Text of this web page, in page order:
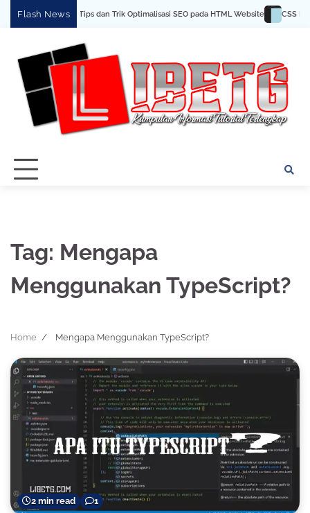
Flash News Tips dan Trik Optimalisasi SEO pada HTML Website CSS
Tag: Mengapa
Menggunakan TypeScript?
Home Mengapa Menggunakan TypeScript?
2 min read 1